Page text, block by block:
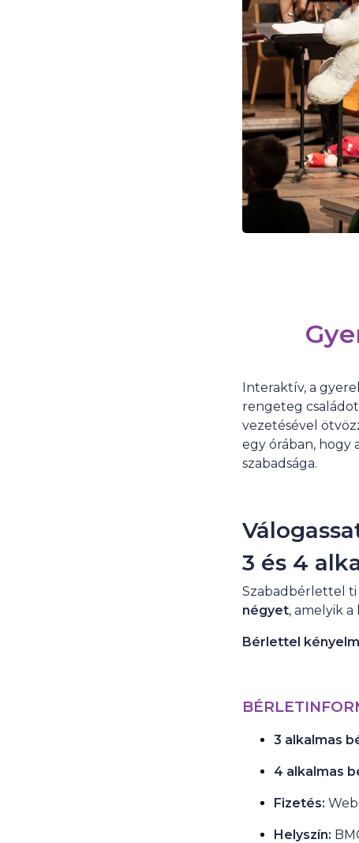
Interaktív, a
rengeteg
vezetésével
egy órában, hogy
szabadsága.
3 és 4
Szabadbérlettel ti
négyet, amelyik
Bérlettel
3 alkalmas
4 alkalmas
Fizetés:
Helyszín: